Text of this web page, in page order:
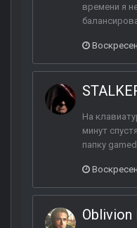
времени я
На
минут
папку
Oblivion